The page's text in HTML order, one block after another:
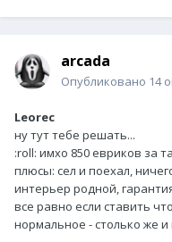
arcada
Опубликовано 14
Leorec
ну тут тебе решать...
:roll: имхо 850 евриков за
плюсы: сел и поехал,
интерьер родной,
все равно если ставить
нормальное - столько же